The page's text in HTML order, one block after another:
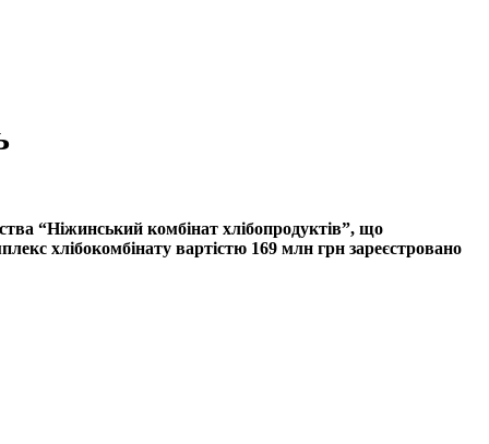
“Ніжинський комбінат хлібопродуктів”, що
хлібокомбінату вартістю 169 млн грн зареєстровано